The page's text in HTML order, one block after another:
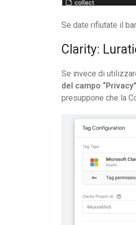
Se date rifiutate il
Clarity:
Se invece di
del campo
presuppone che la